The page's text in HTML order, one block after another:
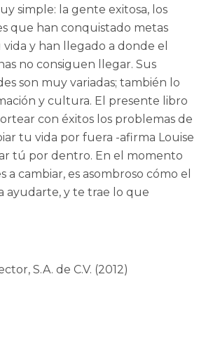
simple: la gente exitosa, los
que han conquistado metas
y han llegado a donde el
no consiguen llegar. Sus
son muy variadas; también lo
y cultura. El presente libro
con éxitos los problemas de
tu vida por fuera -afirma Louise
tú por dentro. En el momento
a cambiar, es asombroso cómo el
ayudarte, y te trae lo que
S.A. de C.V. (2012)